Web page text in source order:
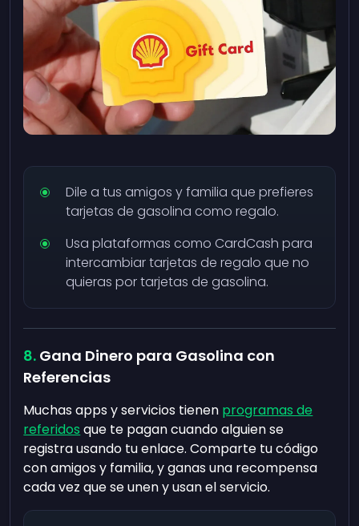
Dile a tus amigos y familia que prefieres
tarjetas de gasolina como regalo.
Usa plataformas como CardCash para
intercambiar tarjetas de regalo que no
quieras por tarjetas de gasolina.
Gana Dinero para Gasolina con
Referencias
Muchas apps y servicios tienen programas de
referidos que te pagan cuando alguien se
registra usando tu enlace. Comparte tu código
con amigos y familia, y ganas una recompensa
cada vez que se unen y usan el servicio.